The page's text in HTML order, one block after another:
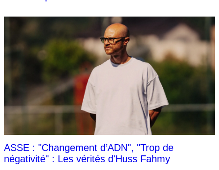
ASSE : "Changement d’ADN", "Trop de
négativité" : Les vérités d'Huss Fahmy